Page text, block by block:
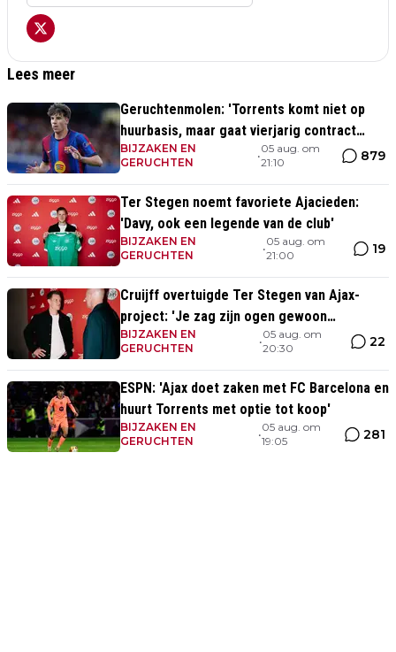
Lees meer
Geruchtenmolen: 'Torrents komt niet op
huurbasis, maar gaat vierjarig contract
tekenen bij Ajax'
BIJZAKEN EN
GERUCHTEN
•
05 aug. om
21:10
879
Ter Stegen noemt favoriete Ajacieden:
'Davy, ook een legende van de club'
BIJZAKEN EN
GERUCHTEN
•
05 aug. om
21:00
19
Cruijff overtuigde Ter Stegen van Ajax-
project: 'Je zag zijn ogen gewoon
oplichten'
BIJZAKEN EN
GERUCHTEN
•
05 aug. om
20:30
22
ESPN: 'Ajax doet zaken met FC Barcelona en
huurt Torrents met optie tot koop'
BIJZAKEN EN
GERUCHTEN
•
05 aug. om
19:05
281